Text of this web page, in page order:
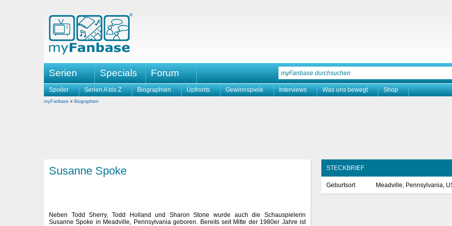
Serien Specials Forum
Spoiler Serien A bis Z Biographien Upfronts Gewinnspiele Interviews Was uns bewegt Shop
myFanbase » Biographien
Susanne Spoke
Neben Todd Sherry, Todd Holland und Sharon Stone wurde auch die Schauspielerin
Susanne Spoke in Meadville, Pennsylvania geboren. Bereits seit Mitte der 1980er Jahre ist
STECKBRIEF
Geburtsort Meadville, Pennsylvania,